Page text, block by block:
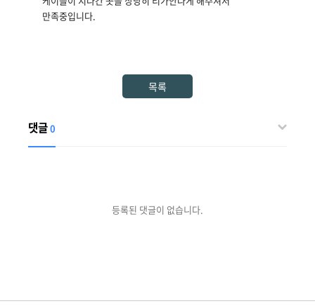
만족중입니다.
목록
댓글0
등록된 댓글이 없습니다.